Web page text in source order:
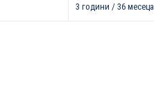
3 години / 36 месеца